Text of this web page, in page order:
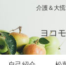
介護＆大
ヨコ